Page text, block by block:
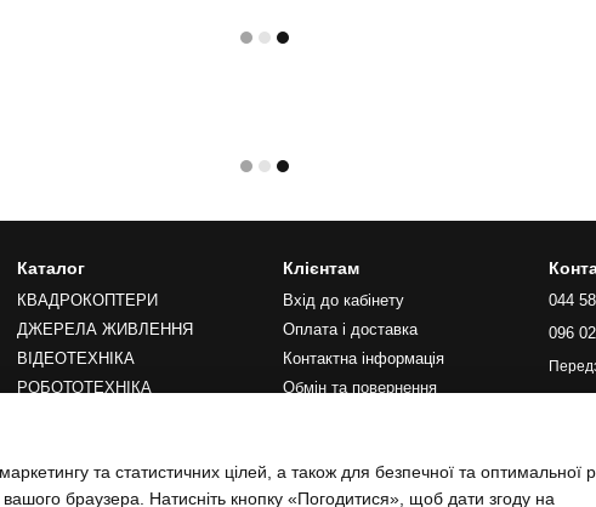
Каталог
КВАДРОКОПТЕРИ
ДЖЕРЕЛА ЖИВЛЕННЯ
ВІДЕОТЕХНІКА
РОБОТОТЕХНІКА
Клієнтам
Вхід до кабінету
Оплата і доставка
Контактна інформація
Обмін та повернення
Блог
044
096
та статистичних цілей, а також для безпечної та оптимальної
браузера. Натисніть кнопку «Погодитися», щоб дати згоду на